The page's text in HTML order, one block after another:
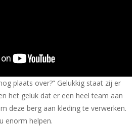
plaats over?” Gelukkig staat zij er
het geluk dat er een heel team aan
deze berg aan kleding te verwerken.
enorm helpen.